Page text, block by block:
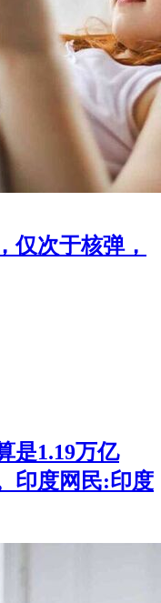
仅次于核弹，
是1.19万亿
印度网民:印度